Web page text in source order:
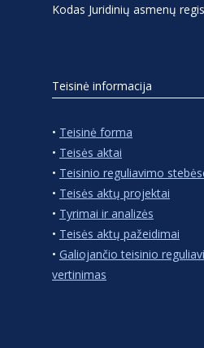
Kodas Juridinių asmenų
Teisinė informacija
• Teisinė forma
• Teisės aktai
• Teisinio reguliavimo
• Teisės aktų projektai
• Tyrimai ir analizės
• Teisės aktų pažeidimai
• Galiojančio teisinio
vertinimas